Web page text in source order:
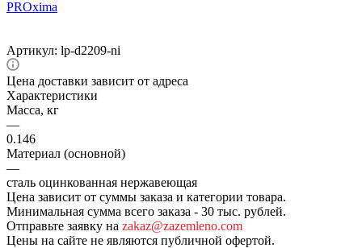
Артикул: lp-d2209-ni
Цена доставки зависит от адреса
Характеристики
Масса, кг
—
0.146
Материал (основной)
—
сталь оцинкованная нержавеющая
Цена зависит от суммы заказа и категории товара.
Минимальная сумма всего заказа - 30 тыс. рублей.
Отправьте заявку на zakaz@zazemleno.com
Цены на сайте не являются публичной офертой.